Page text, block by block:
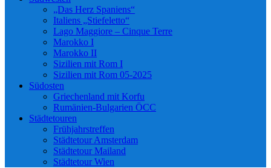
„Das Herz Spaniens“
Italiens „Stiefeletto“
Lago Maggiore – Cinque Terre
Marokko I
Marokko II
Sizilien mit Rom I
Sizilien mit Rom 05-2025
Südosten
Griechenland mit Korfu
Rumänien-Bulgarien ÖCC
Städtetouren
Frühjahrstreffen
Städtetour Amsterdam
Städtetour Mailand
Städtetour Wien